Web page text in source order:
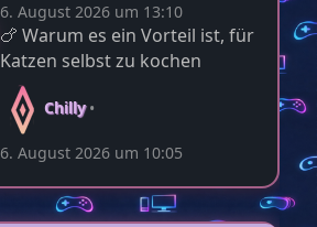
6. August 2026 um 13:10
🍗 Warum es ein Vorteil ist, für
Katzen selbst zu kochen
Chilly
6. August 2026 um 10:05